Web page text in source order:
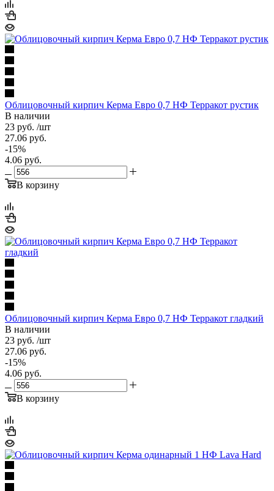
Облицовочный кирпич Керма Евро 0,7 НФ Терракот рустик
В наличии
23 руб. /шт
27.06 руб.
-15%
4.06 руб.
В корзину
Облицовочный кирпич Керма Евро 0,7 НФ Терракот гладкий
В наличии
23 руб. /шт
27.06 руб.
-15%
4.06 руб.
В корзину